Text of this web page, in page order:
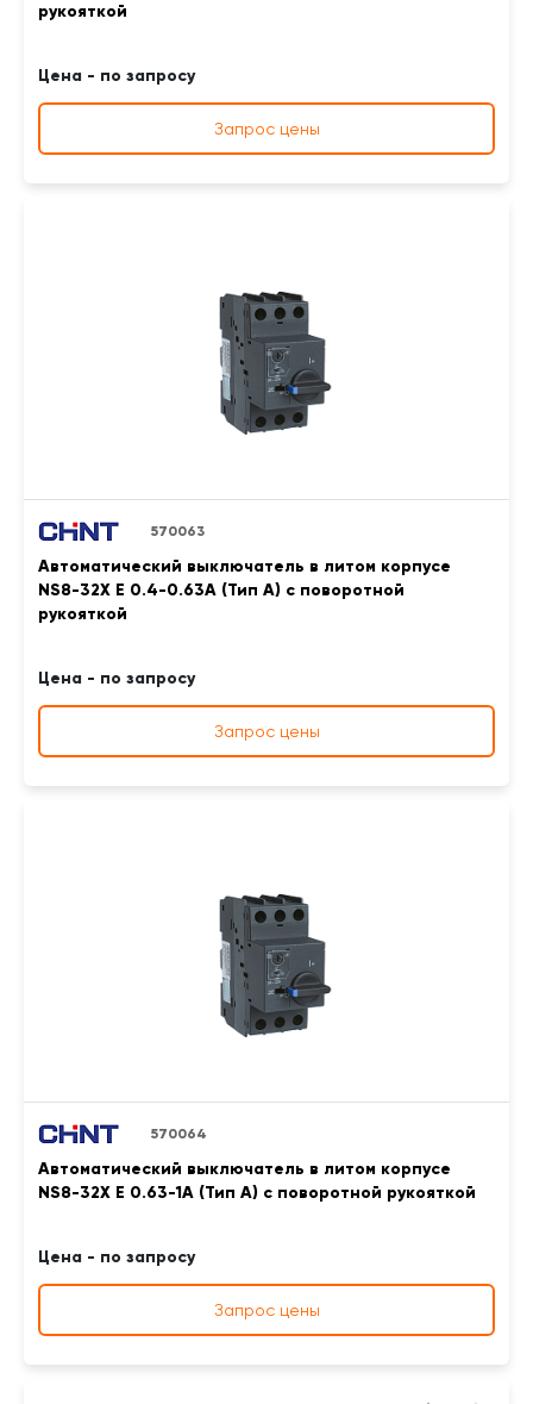
рукояткой
Цена - по запросу
Запрос цены
570063
Автоматический выключатель в литом корпусе
NS8-32X E 0.4-0.63A (Тип A) с поворотной
рукояткой
Цена - по запросу
Запрос цены
570064
Автоматический выключатель в литом корпусе
NS8-32X E 0.63-1A (Тип A) с поворотной рукояткой
Цена - по запросу
Запрос цены